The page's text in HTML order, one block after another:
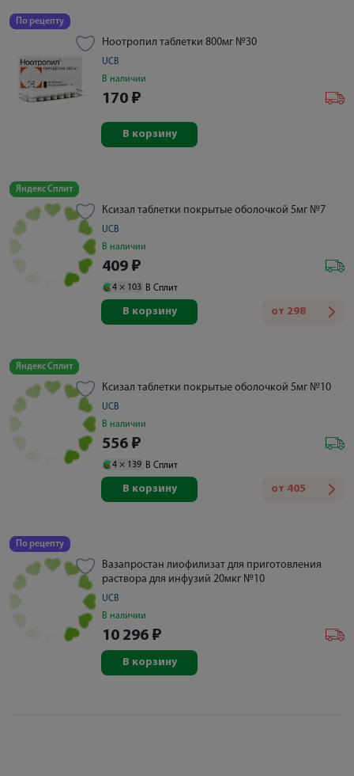
По рецепту
Ноотропил таблетки 800мг №30
UCB
В наличии
170 ₽
В корзину
Яндекс Сплит
Ксизал таблетки покрытые оболочкой 5мг №7
UCB
В наличии
409 ₽
4 × 103 В Сплит
от 298
В корзину
Яндекс Сплит
Ксизал таблетки покрытые оболочкой 5мг №10
UCB
В наличии
556 ₽
4 × 139 В Сплит
от 405
В корзину
По рецепту
Вазапростан лиофилизат для приготовления
раствора для инфузий 20мкг №10
UCB
В наличии
10 296 ₽
В корзину